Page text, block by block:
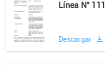
Línea N°
Descargar